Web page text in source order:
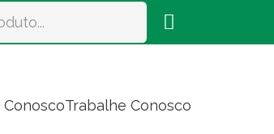
ConoscoTrabalhe Conosco